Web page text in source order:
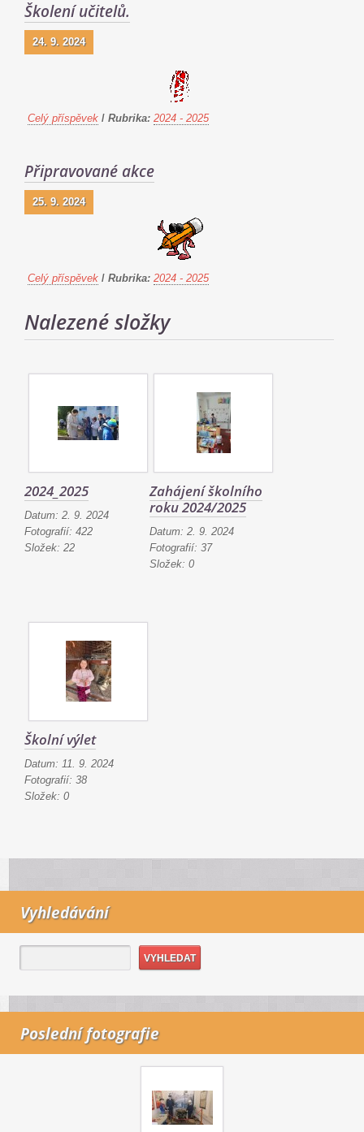
Školení učitelů.
24. 9. 2024
Celý příspěvek / Rubrika: 2024 - 2025
Připravované akce
25. 9. 2024
Celý příspěvek / Rubrika: 2024 - 2025
Nalezené složky
2024_2025
Datum: 2. 9. 2024
Fotografií: 422
Složek: 22
Zahájení školního
roku 2024/2025
Datum: 2. 9. 2024
Fotografií: 37
Složek: 0
Školní výlet
Datum: 11. 9. 2024
Fotografií: 38
Složek: 0
Vyhledávání
Poslední fotografie